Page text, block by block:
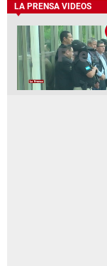
LA PRENSA VIDEOS